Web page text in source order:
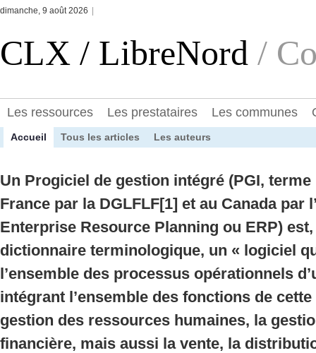
dimanche, 9 août 2026
CLX / LibreNord /
Les ressources Les prestataires Les communes
Accueil Tous les articles Les auteurs
Un Progiciel de gestion intégré (PGI,
France par la DGLFLF[1] et au Canada par
Enterprise Resource Planning ou ERP)
dictionnaire terminologique, un « logiciel
l’ensemble des processus opérationnels
intégrant l’ensemble des fonctions de
gestion des ressources humaines, la
financière, mais aussi la vente, la